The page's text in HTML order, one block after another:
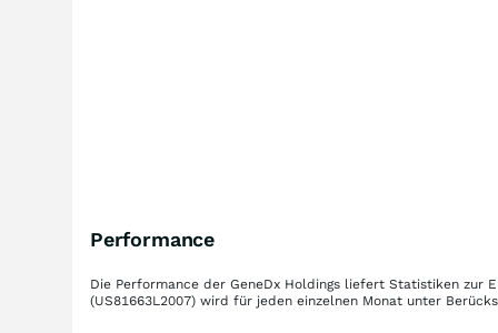
Performance
Die Performance der GeneDx Holdings liefert Statistiken zur
(US81663L2007) wird für jeden einzelnen Monat unter